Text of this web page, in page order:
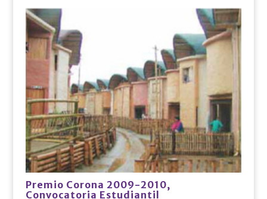
Premio Corona 2009-2010,
Convocatoria Estudiantil